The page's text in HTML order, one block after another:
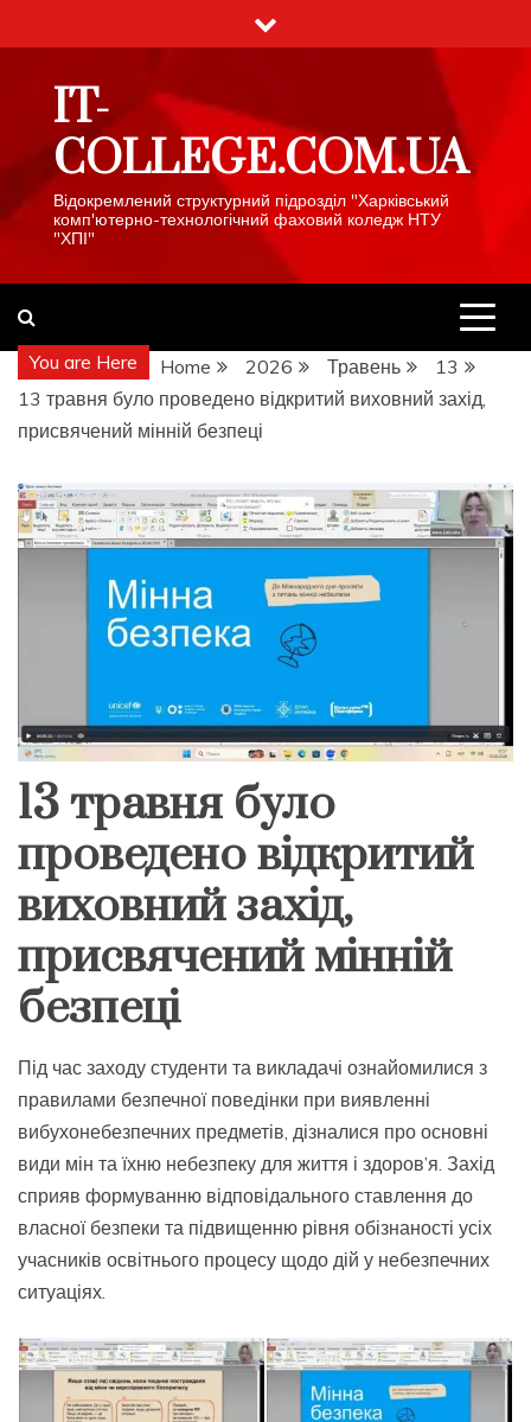
to
IT-
COLLEGE.COM.UA
Відокремлений структурний підрозділ "Харківський
комп'ютерно-технологічний фаховий коледж НТУ
"ХПІ"
You are Here Home 2026 Травень
13
13 травня було проведено відкритий виховний захід,
присвячений мінній безпеці
13 травня було
проведено відкритий
виховний захід,
присвячений мінній
безпеці
Під час заходу студенти та викладачі ознайомилися з
правилами безпечної поведінки при виявленні
вибухонебезпечних предметів, дізналися про основні
види мін та їхню небезпеку для життя і здоров’я. Захід
сприяв формуванню відповідального ставлення до
власної безпеки та підвищенню рівня обізнаності усіх
учасників освітнього процесу щодо дій у небезпечних
ситуаціях.